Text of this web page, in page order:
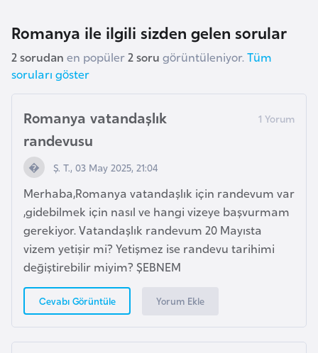
Romanya ile ilgili sizden gelen sorular
2 sorudan en popüler2 soru görüntüleniyor. Tüm
soruları göster
Romanya vatandaşlık
randevusu
Ş. T., 03 May 2025, 21:04
Merhaba,Romanya vatandaşlık için randevum var
,gidebilmek için nasıl ve hangi vizeye başvurmam
gerekiyor. Vatandaşlık randevum 20 Mayısta
vizem yetişir mi? Yetişmez ise randevu tarihimi
değiştirebilir miyim? ŞEBNEM
Cevabı Görüntüle Yorum Ekle
a
B
e
i
n
B
s
n
a
r